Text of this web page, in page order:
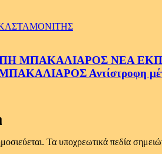
ΜΠΑΚΑΛΙΑΡΟΣ ΝΕΑ
Αντίστροφη
Τα υποχρεωτικά πεδία